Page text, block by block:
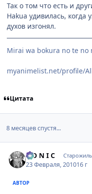
Так о том что есть и
Hakua удивилась,
духов изгонял.
Mirai wa bokura no te no
myanimelist.net/profile/
Цитата
8 месяцев спустя...
S O N I C
23 Февраля, 201016 г
АВТОР